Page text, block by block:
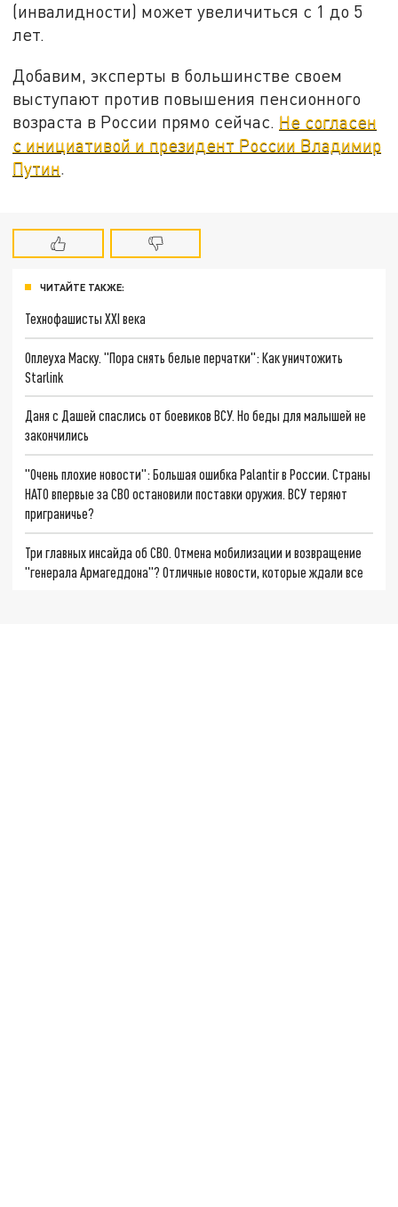
(инвалидности) может увеличиться с 1 до 5
лет.
Добавим, эксперты в большинстве своем
выступают против повышения пенсионного
возраста в России прямо сейчас. Не согласен
с инициативой и президент России Владимир
Путин.
ЧИТАЙТЕ ТАКЖЕ:
Технофашисты XXI века
Оплеуха Маску. "Пора снять белые перчатки": Как уничтожить
Starlink
Даня с Дашей спаслись от боевиков ВСУ. Но беды для малышей не
закончились
"Очень плохие новости": Большая ошибка Palantir в России. Страны
НАТО впервые за СВО остановили поставки оружия. ВСУ теряют
приграничье?
Три главных инсайда об СВО. Отмена мобилизации и возвращение
"генерала Армагеддона"? Отличные новости, которые ждали все